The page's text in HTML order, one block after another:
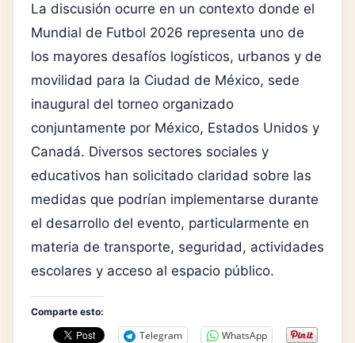
La discusión ocurre en un contexto donde el
Mundial de Futbol 2026 representa uno de
los mayores desafíos logísticos, urbanos y de
movilidad para la Ciudad de México, sede
inaugural del torneo organizado
conjuntamente por México, Estados Unidos y
Canadá. Diversos sectores sociales y
educativos han solicitado claridad sobre las
medidas que podrían implementarse durante
el desarrollo del evento, particularmente en
materia de transporte, seguridad, actividades
escolares y acceso al espacio público.
Comparte esto:
Telegram
WhatsApp